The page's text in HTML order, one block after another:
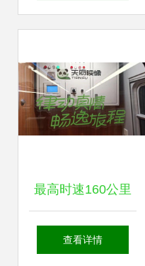
内容应用服务解析
最高时速160公里
彝族文化主题复兴
查看详情